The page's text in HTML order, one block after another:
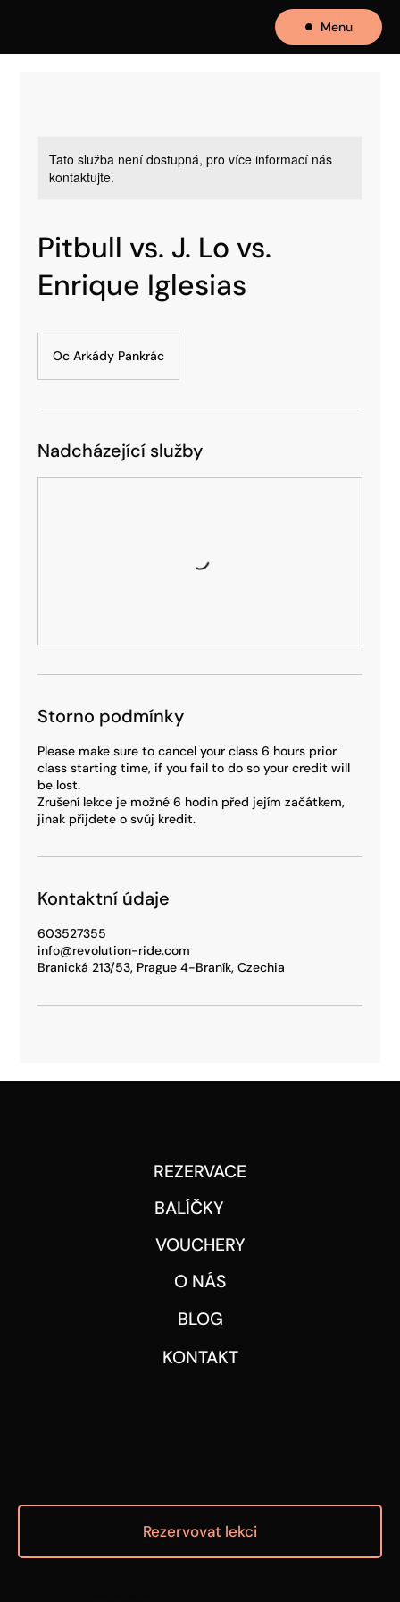
Menu
Tato služba není dostupná, pro více informací nás
kontaktujte.
Pitbull vs. J. Lo vs.
Enrique Iglesias
Oc Arkády Pankrác
Nadcházející služby
Storno podmínky
Please make sure to cancel your class 6 hours prior
class starting time, if you fail to do so your credit will
be lost.
Zrušení lekce je možné 6 hodin před jejím začátkem,
jinak přijdete o svůj kredit.
Kontaktní údaje
603527355
info@revolution-ride.com
Branická 213/53, Prague 4-Braník, Czechia
Rezervovat lekci
REZERVACE
BALÍČKY
VOUCHERY
O NÁS
BLOG
KONTAKT